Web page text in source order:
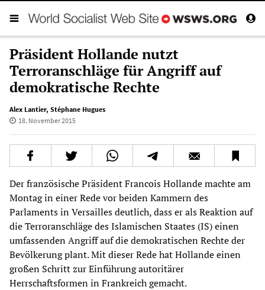
Präsident Hollande nutzt
Terroranschläge für Angriff auf
demokratische Rechte
Alex Lantier, Stéphane Hugues
18. November 2015
Der französische Präsident Francois Hollande machte am
Montag in einer Rede vor beiden Kammern des
Parlaments in Versailles deutlich, dass er als Reaktion auf
die Terroranschläge des Islamischen Staates (IS) einen
umfassenden Angriff auf die demokratischen Rechte der
Bevölkerung plant. Mit dieser Rede hat Hollande einen
großen Schritt zur Einführung autoritärer
Herrschaftsformen in Frankreich gemacht.